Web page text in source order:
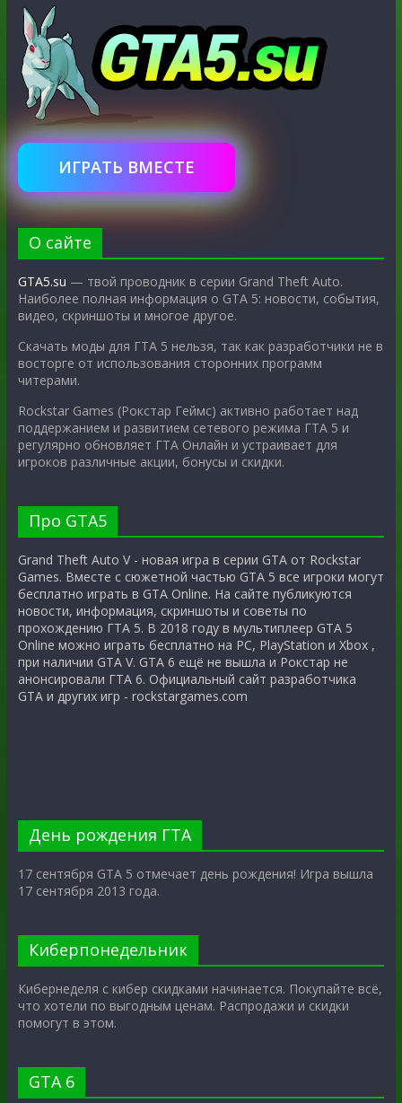
ИГРАТЬ ВМЕСТЕ
О сайте
GTA5.su — твой проводник в серии Grand Theft Auto.
Наиболее полная информация о GTA 5: новости, события,
видео, скриншоты и многое другое.
Скачать моды для ГТА 5 нельзя, так как разработчики не в
восторге от использования сторонних программ
читерами.
Rockstar Games (Рокстар Геймс) активно работает над
поддержанием и развитием сетевого режима ГТА 5 и
регулярно обновляет ГТА Онлайн и устраивает для
игроков различные акции, бонусы и скидки.
Про GTA5
Grand Theft Auto V - новая игра в серии GTA от Rockstar
Games. Вместе с сюжетной частью GTA 5 все игроки могут
бесплатно играть в GTA Online. На сайте публикуются
новости, информация, скриншоты и советы по
прохождению ГТА 5. В 2018 году в мультиплеер GTA 5
Online можно играть бесплатно на PC, PlayStation и Xbox ,
при наличии GTA V. GTA 6 ещё не вышла и Рокстар не
анонсировали ГТА 6. Официальный сайт разработчика
GTA и других игр - rockstargames.com
День рождения ГТА
17 сентября GTA 5 отмечает день рождения! Игра вышла
17 сентября 2013 года.
Киберпонедельник
Кибернеделя с кибер скидками начинается. Покупайте всё,
что хотели по выгодным ценам. Распродажи и скидки
помогут в этом.
GTA 6